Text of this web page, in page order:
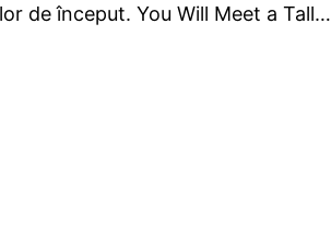
de început. You Will Meet a Tall…